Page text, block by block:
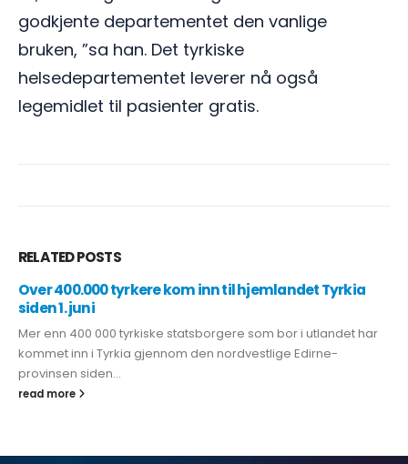
godkjente departementet den vanlige
bruken, ”sa han. Det tyrkiske
helsedepartementet leverer nå også
legemidlet til pasienter gratis.
RELATEDPOSTS
Over 400.000 tyrkere kom inn til hjemlandet Tyrkia
siden 1. juni
Mer enn 400 000 tyrkiske statsborgere som bor i utlandet har
kommet inn i Tyrkia gjennom den nordvestlige Edirne-
provinsen siden...
read more